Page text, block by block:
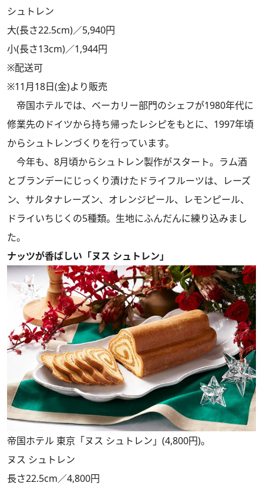
シュトレン
大(長さ22.5cm)／5,940円
小(長さ13cm)／1,944円
※配送可
※11月18日(金)より販売
帝国ホテルでは、ベーカリー部門のシェフが1980年代に
修業先のドイツから持ち帰ったレシピをもとに、1997年頃
からシュトレンづくりを行っています。
今年も、8月頃からシュトレン製作がスタート。ラム酒
とブランデーにじっくり漬けたドライフルーツは、レーズ
ン、サルタナレーズン、オレンジピール、レモンピール、
ドライいちじくの5種類。生地にふんだんに練り込みまし
た。
ナッツが香ばしい「ヌス シュトレン」
帝国ホテル 東京「ヌス シュトレン」(4,800円)。
ヌス シュトレン
長さ22.5cm／4,800円